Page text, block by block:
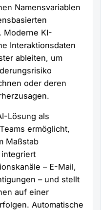
Namensvariablen
Moderne KI-
Interaktionsdaten
ableiten, um
oder deren
Lösung als
ermöglicht,
Maßstab
– E-Mail,
– und stellt
auf einer
Automatische